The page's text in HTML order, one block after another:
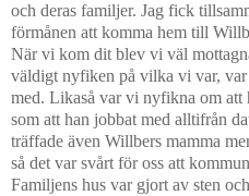
och deras familjer. Jag fick
förmånen att komma hem till
När vi kom dit blev vi väl
väldigt nyfiken på vilka vi var,
med. Likaså var vi nyfikna om att
som att han jobbat med alltifrån
träffade även Willbers mamma
så det var svårt för oss att
Familjens hus var gjort av sten